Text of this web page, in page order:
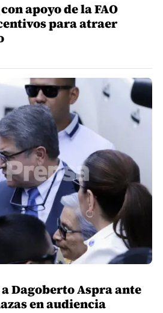
apoyo de la FAO
para atraer
Dagoberto Aspra ante
en audiencia